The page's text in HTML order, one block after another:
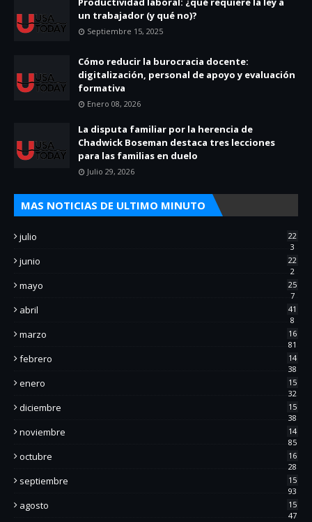
un trabajador (y qué no)?
Septiembre 15, 2025
Cómo reducir la burocracia docente:
digitalización, personal de apoyo y evaluación
formativa
Enero 08, 2026
La disputa familiar por la herencia de
Chadwick Boseman destaca tres lecciones
para las familias en duelo
Julio 29, 2026
MAS NOTICIAS DE ULTIMO MINUTO
julio
22
3
junio
22
2
mayo
25
7
abril
41
8
marzo
16
81
febrero
14
38
enero
15
32
diciembre
15
38
noviembre
14
85
octubre
16
28
septiembre
15
93
agosto
15
47